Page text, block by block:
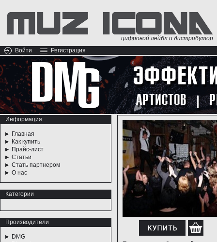
цифровой лейбл и дистрибутор
Войти
Регистрация
Информация
Главная
Как купить
Прайс-лист
Статьи
Стать партнером
О нас
Категории
Производители
DMG